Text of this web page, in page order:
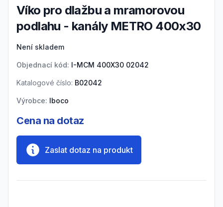
Víko pro dlažbu a mramorovou
podlahu - kanály METRO 400x30
Není skladem
Objednací kód: I-MCM 400X30 02042
Katalogové číslo: B02042
Výrobce: Iboco
Cena na dotaz
Zaslat dotaz na produkt